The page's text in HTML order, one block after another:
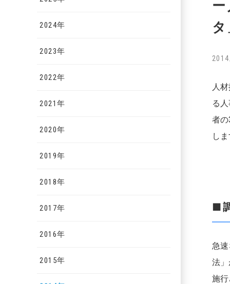
2024年
2023年
2022年
2021年
2020年
2019年
2018年
2017年
2016年
2015年
人
る
者
し
■
急
法
施